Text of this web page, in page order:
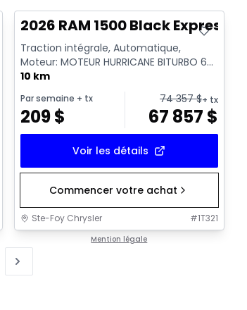
slide
2026 RAM 1500 Black Express
Traction intégrale, Automatique,
Moteur: MOTEUR HURRICANE BITURBO 6
CYL 3L SYST A/ ARR-DEM - 6 Cyl. ...
10 km
Par semaine + tx
209$
74 357$+ tx
67 857 $
Voir les détails
Commencer votre achat
Ste-Foy Chrysler #1T321
Mention légale